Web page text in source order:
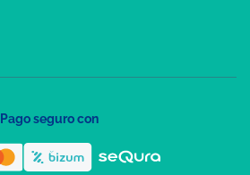
Pago seguro con